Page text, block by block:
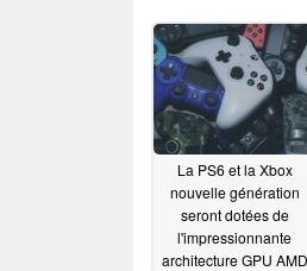
La PS6 et la Xbox
nouvelle génération
seront dotées de
l'impressionnante
architecture GPU AMD